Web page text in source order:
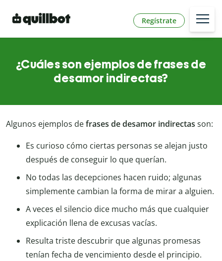
Regístrate
¿Cuáles son ejemplos de frases de
desamor indirectas?
Algunos ejemplos defrases de desamor indirectas son:
Es curioso cómo ciertas personas se alejan justo
después de conseguir lo que querían.
No todas las decepciones hacen ruido; algunas
simplemente cambian la forma de mirar a alguien.
A veces el silencio dice mucho más que cualquier
explicación llena de excusas vacías.
Resulta triste descubrir que algunas promesas
tenían fecha de vencimiento desde el principio.